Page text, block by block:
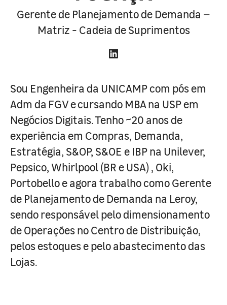
Gerente de Planejamento de Demanda –
Matriz - Cadeia de Suprimentos
Sou Engenheira da UNICAMP com pós em
Adm da FGV e cursando MBA na USP em
Negócios Digitais. Tenho ~20 anos de
experiência em Compras, Demanda,
Estratégia, S&OP, S&OE e IBP na Unilever,
Pepsico, Whirlpool (BR e USA) , Oki,
Portobello e agora trabalho como Gerente
de Planejamento de Demanda na Leroy,
sendo responsável pelo dimensionamento
de Operações no Centro de Distribuição,
pelos estoques e pelo abastecimento das
Lojas.